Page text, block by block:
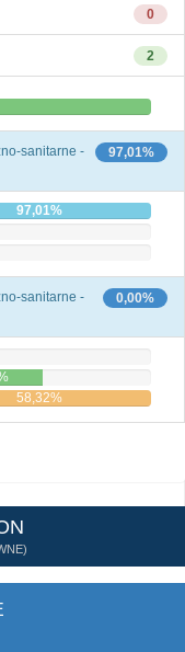
0
2
97,01%
sanitarne -
97,01%
0,00%
sanitarne -
58,32%